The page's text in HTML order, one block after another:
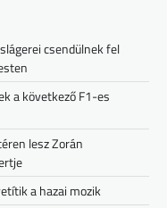
csendülnek fel
a következő F1-es
lesz Zorán
a hazai mozik